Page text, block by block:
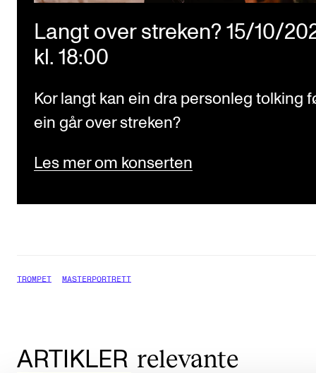
Langt over streken? 15/10/
kl. 18:00
Kor langt kan ein dra personleg tolking
ein går over streken?
Les mer om konserten
TROMPET MASTERPORTRETT
ARTIKLER relevante